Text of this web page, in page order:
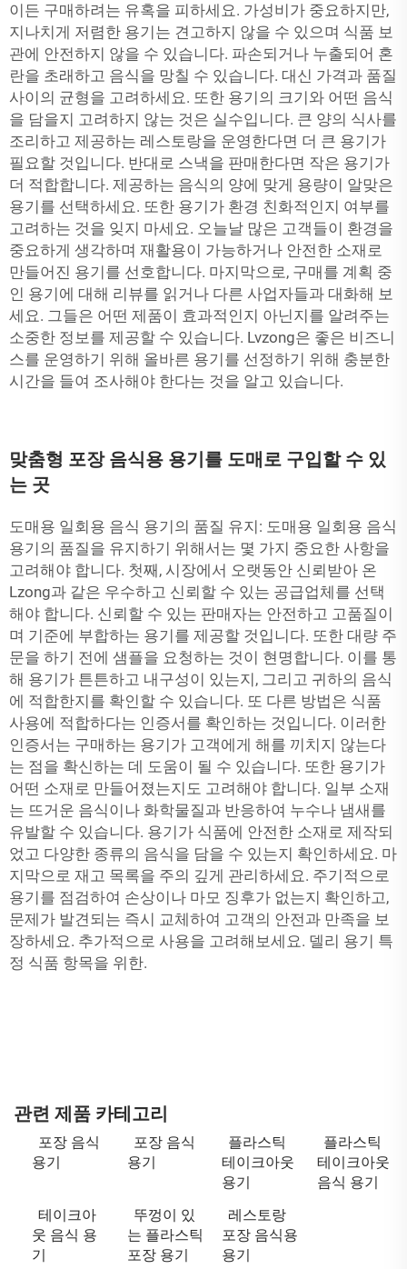
이든 구매하려는 유혹을 피하세요. 가성비가 중요하지만,
지나치게 저렴한 용기는 견고하지 않을 수 있으며 식품 보
관에 안전하지 않을 수 있습니다. 파손되거나 누출되어 혼
란을 초래하고 음식을 망칠 수 있습니다. 대신 가격과 품질
사이의 균형을 고려하세요. 또한 용기의 크기와 어떤 음식
을 담을지 고려하지 않는 것은 실수입니다. 큰 양의 식사를
조리하고 제공하는 레스토랑을 운영한다면 더 큰 용기가
필요할 것입니다. 반대로 스낵을 판매한다면 작은 용기가
더 적합합니다. 제공하는 음식의 양에 맞게 용량이 알맞은
용기를 선택하세요. 또한 용기가 환경 친화적인지 여부를
고려하는 것을 잊지 마세요. 오늘날 많은 고객들이 환경을
중요하게 생각하며 재활용이 가능하거나 안전한 소재로
만들어진 용기를 선호합니다. 마지막으로, 구매를 계획 중
인 용기에 대해 리뷰를 읽거나 다른 사업자들과 대화해 보
세요. 그들은 어떤 제품이 효과적인지 아닌지를 알려주는
소중한 정보를 제공할 수 있습니다. Lvzong은 좋은 비즈니
스를 운영하기 위해 올바른 용기를 선정하기 위해 충분한
시간을 들여 조사해야 한다는 것을 알고 있습니다.
맞춤형 포장 음식용 용기를 도매로 구입할 수 있
는 곳
도매용 일회용 음식 용기의 품질 유지: 도매용 일회용 음식
용기의 품질을 유지하기 위해서는 몇 가지 중요한 사항을
고려해야 합니다. 첫째, 시장에서 오랫동안 신뢰받아 온
Lzong과 같은 우수하고 신뢰할 수 있는 공급업체를 선택
해야 합니다. 신뢰할 수 있는 판매자는 안전하고 고품질이
며 기준에 부합하는 용기를 제공할 것입니다. 또한 대량 주
문을 하기 전에 샘플을 요청하는 것이 현명합니다. 이를 통
해 용기가 튼튼하고 내구성이 있는지, 그리고 귀하의 음식
에 적합한지를 확인할 수 있습니다. 또 다른 방법은 식품
사용에 적합하다는 인증서를 확인하는 것입니다. 이러한
인증서는 구매하는 용기가 고객에게 해를 끼치지 않는다
는 점을 확신하는 데 도움이 될 수 있습니다. 또한 용기가
어떤 소재로 만들어졌는지도 고려해야 합니다. 일부 소재
는 뜨거운 음식이나 화학물질과 반응하여 누수나 냄새를
유발할 수 있습니다. 용기가 식품에 안전한 소재로 제작되
었고 다양한 종류의 음식을 담을 수 있는지 확인하세요. 마
지막으로 재고 목록을 주의 깊게 관리하세요. 주기적으로
용기를 점검하여 손상이나 마모 징후가 없는지 확인하고,
문제가 발견되는 즉시 교체하여 고객의 안전과 만족을 보
장하세요. 추가적으로 사용을 고려해보세요. 델리 용기 특
정 식품 항목을 위한.
관련 제품 카테고리
포장 음식
용기
포장 음식
용기
플라스틱
테이크아웃
용기
플라스틱
테이크아웃
음식 용기
테이크아
웃 음식 용
기
뚜껑이 있
는 플라스틱
포장 용기
레스토랑
포장 음식용
용기